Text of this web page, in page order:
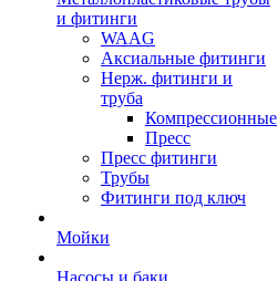
и фитинги
WAAG
Аксиальные фитинги
Нерж. фитинги и
труба
Компрессионные
Пресс
Пресс фитинги
Трубы
Фитинги под ключ
Мойки